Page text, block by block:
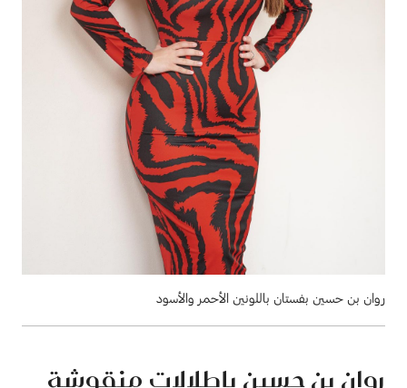
روان بن حسين بفستان باللونين الأحمر والأسود
روان بن حسين بإطلالات منقوشة